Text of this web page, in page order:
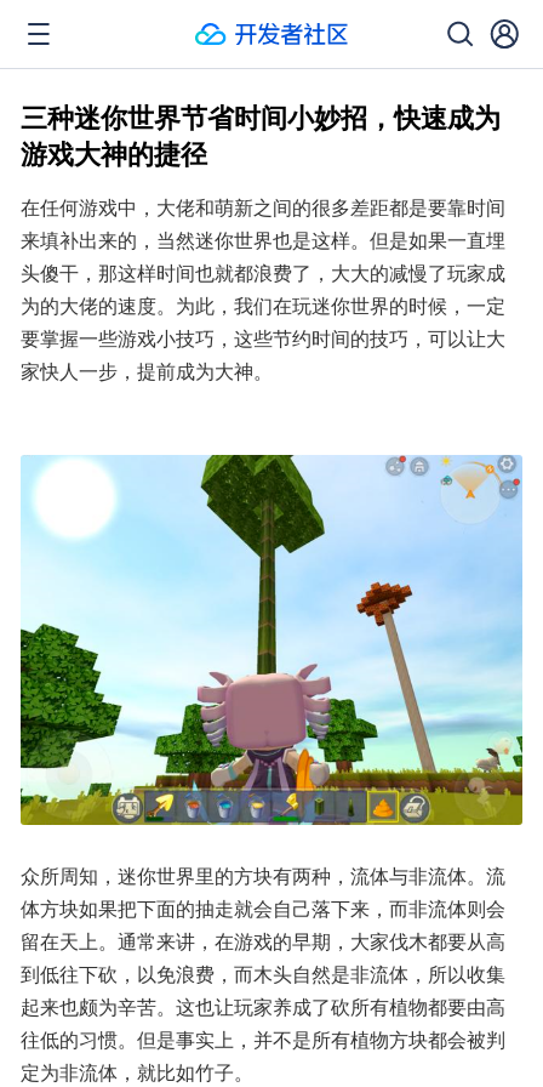
三种迷你世界节省时间小妙招，快速成为
游戏大神的捷径
在任何游戏中，大佬和萌新之间的很多差距都是要靠时间
来填补出来的，当然迷你世界也是这样。但是如果一直埋
头傻干，那这样时间也就都浪费了，大大的减慢了玩家成
为的大佬的速度。为此，我们在玩迷你世界的时候，一定
要掌握一些游戏小技巧，这些节约时间的技巧，可以让大
家快人一步，提前成为大神。
众所周知，迷你世界里的方块有两种，流体与非流体。流
体方块如果把下面的抽走就会自己落下来，而非流体则会
留在天上。通常来讲，在游戏的早期，大家伐木都要从高
到低往下砍，以免浪费，而木头自然是非流体，所以收集
起来也颇为辛苦。这也让玩家养成了砍所有植物都要由高
往低的习惯。但是事实上，并不是所有植物方块都会被判
定为非流体，就比如竹子。